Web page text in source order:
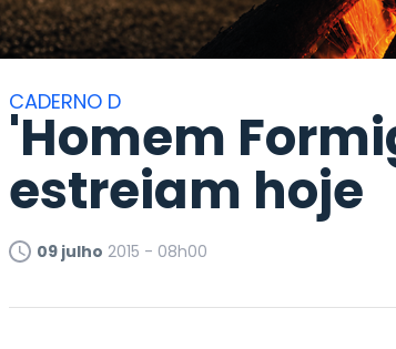
CADERNO D
'Homem
estreiam hoje
09 julho 2015 - 08h00